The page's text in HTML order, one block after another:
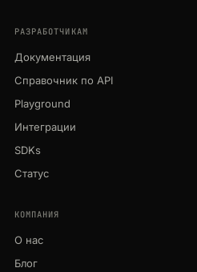
РАЗРАБОТЧИКАМ
Документация
Справочник по API
Playground
Интеграции
SDKs
Статус
КОМПАНИЯ
О нас
Блог